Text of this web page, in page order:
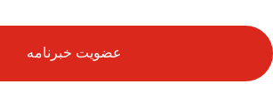
عضویت خبرنامه